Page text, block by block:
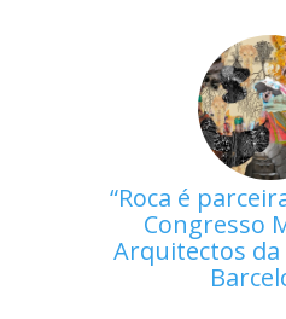
Roca é
Congresso
Arquitectos da